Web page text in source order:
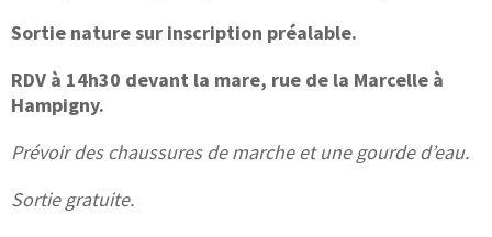
Sortie nature sur inscription préalable.
RDV à 14h30 devant la mare, rue de la Marcelle à
Hampigny.
Prévoir des chaussures de marche et une gourde d’eau.
Sortie gratuite.